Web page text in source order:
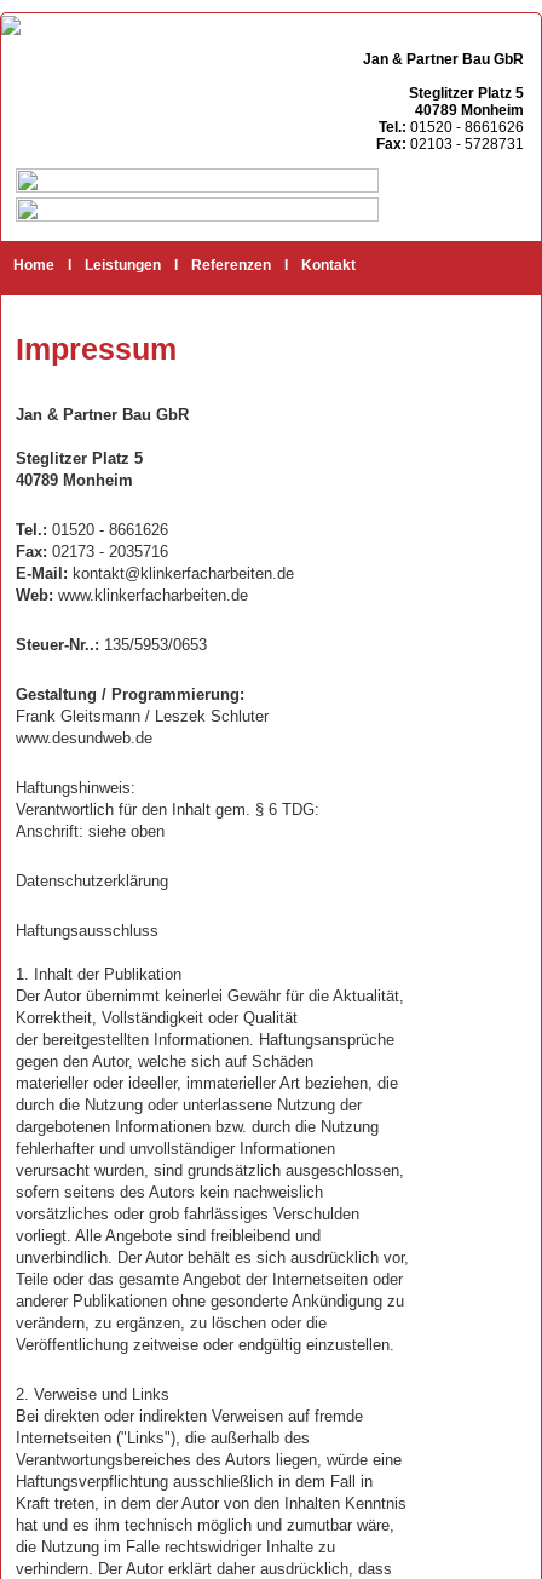
Jan & Partner Bau GbR
Steglitzer Platz 5
40789 Monheim
Tel.: 01520 - 8661626
Fax: 02103 - 5728731
Home Leistungen Referenzen Kontakt
Impressum
Jan & Partner Bau GbR
Steglitzer Platz 5
40789 Monheim
Tel.: 01520 - 8661626
Fax: 02173 - 2035716
E-Mail: kontakt@klinkerfacharbeiten.de
Web: www.klinkerfacharbeiten.de
Steuer-Nr..: 135/5953/0653
Gestaltung / Programmierung:
Frank Gleitsmann / Leszek Schluter
www.desundweb.de
Haftungshinweis:
Verantwortlich für den Inhalt gem. § 6 TDG:
Anschrift: siehe oben
Datenschutzerklärung
Haftungsausschluss
1. Inhalt der Publikation
Der Autor übernimmt keinerlei Gewähr für die Aktualität,
Korrektheit, Vollständigkeit oder Qualität
der bereitgestellten Informationen. Haftungsansprüche
gegen den Autor, welche sich auf Schäden
materieller oder ideeller, immaterieller Art beziehen, die
durch die Nutzung oder unterlassene Nutzung der
dargebotenen Informationen bzw. durch die Nutzung
fehlerhafter und unvollständiger Informationen
verursacht wurden, sind grundsätzlich ausgeschlossen,
sofern seitens des Autors kein nachweislich
vorsätzliches oder grob fahrlässiges Verschulden
vorliegt. Alle Angebote sind freibleibend und
unverbindlich. Der Autor behält es sich ausdrücklich vor,
Teile oder das gesamte Angebot der Internetseiten oder
anderer Publikationen ohne gesonderte Ankündigung zu
verändern, zu ergänzen, zu löschen oder die
Veröffentlichung zeitweise oder endgültig einzustellen.
2. Verweise und Links
Bei direkten oder indirekten Verweisen auf fremde
Internetseiten ("Links"), die außerhalb des
Verantwortungsbereiches des Autors liegen, würde eine
Haftungsverpflichtung ausschließlich in dem Fall in
Kraft treten, in dem der Autor von den Inhalten Kenntnis
hat und es ihm technisch möglich und zumutbar wäre,
die Nutzung im Falle rechtswidriger Inhalte zu
verhindern. Der Autor erklärt daher ausdrücklich, dass